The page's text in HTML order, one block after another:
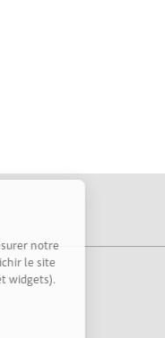
mesurer notre
enrichir le site
et widgets).